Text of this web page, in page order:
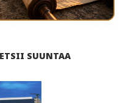
ETSII SUUNTAA